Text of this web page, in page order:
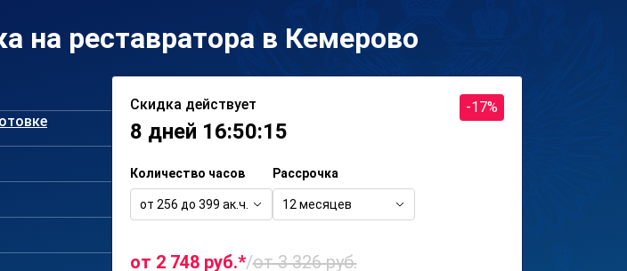
на реставратора в Кемерово
Скидка действует
8 дней 16:50:15
-17%
Количество часов
от 256 до 399 ак.ч.
Рассрочка
12 месяцев
от 2 748 руб.*/от 3 326 руб.